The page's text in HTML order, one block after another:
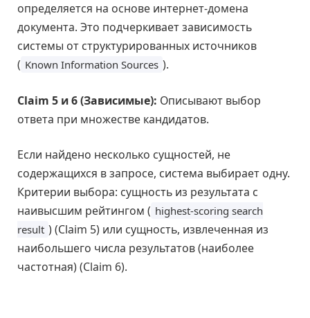
определяется на основе интернет-домена
документа. Это подчеркивает зависимость
системы от структурированных источников
( Known Information Sources ).
Claim 5 и 6 (Зависимые): Описывают выбор
ответа при множестве кандидатов.
Если найдено несколько сущностей, не
содержащихся в запросе, система выбирает одну.
Критерии выбора: сущность из результата с
наивысшим рейтингом ( highest-scoring search
result ) (Claim 5) или сущность, извлеченная из
наибольшего числа результатов (наиболее
частотная) (Claim 6).